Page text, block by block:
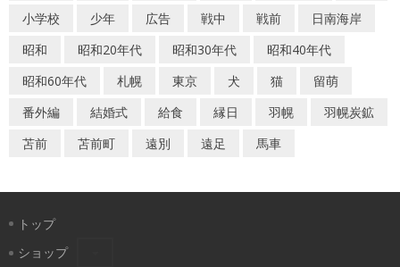
小学校
少年 広告 戦中 戦前
日南海岸
昭和
昭和20年代 昭和30年代
昭和40年代
昭和60年代
札幌 東京 犬 猫
留萌
番外編
結婚式 給食 縁日 羽幌
羽幌炭鉱
苫前
苫前町 遠別 遠足 馬車
トップ
ショップ